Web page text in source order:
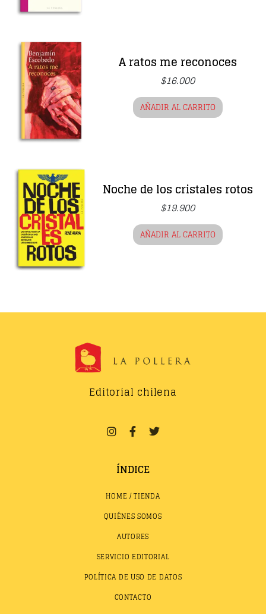
A ratos me reconoces
$16.000
AÑADIR AL CARRITO
Noche de los cristales rotos
$19.900
AÑADIR AL CARRITO
Editorial chilena
ÍNDICE
HOME / TIENDA
QUIÉNES SOMOS
AUTORES
SERVICIO EDITORIAL
POLÍTICA DE USO DE DATOS
CONTACTO